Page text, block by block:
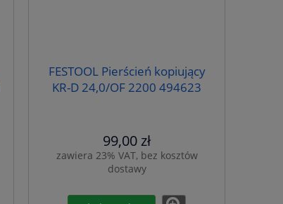
FESTOOL Pierścień kopiujący
KR-D 24,0/OF 2200 494623
99,00 zł
zawiera 23% VAT, bez kosztów
dostawy